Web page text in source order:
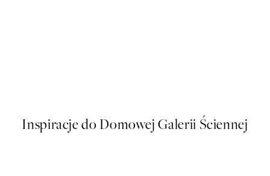
Inspiracje do Domowej Galerii Ściennej